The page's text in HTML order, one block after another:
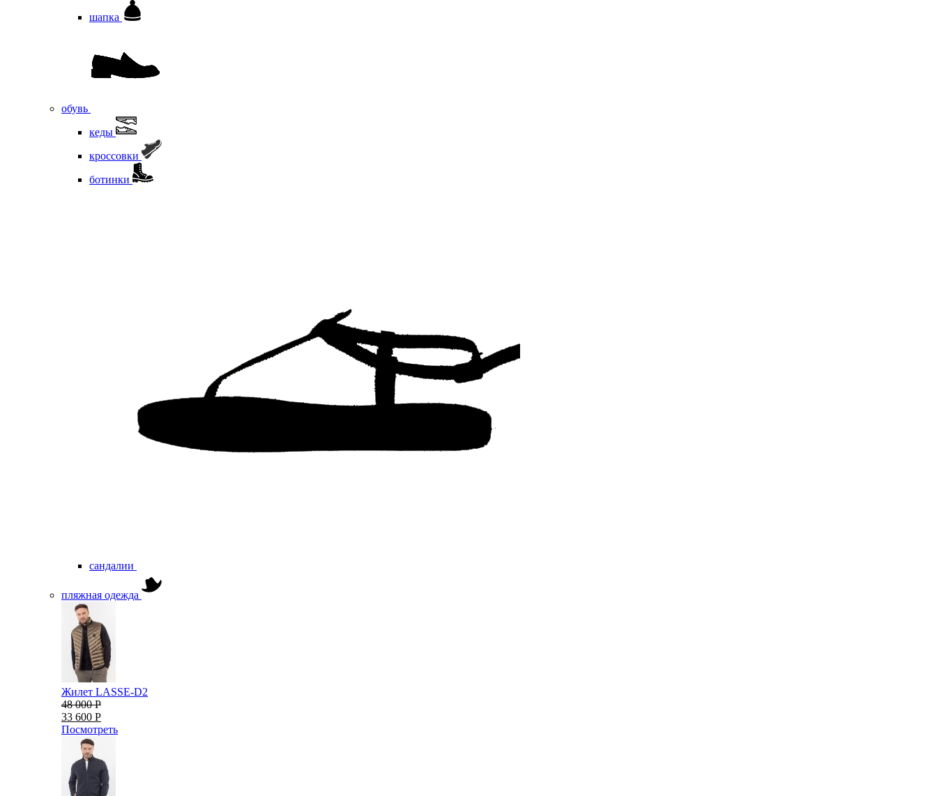
шапка
обувь
кеды
кроссовки
ботинки
сандалии
пляжная одежда
Жилет LASSE-D2
48 000 Р
33 600 Р
Посмотреть